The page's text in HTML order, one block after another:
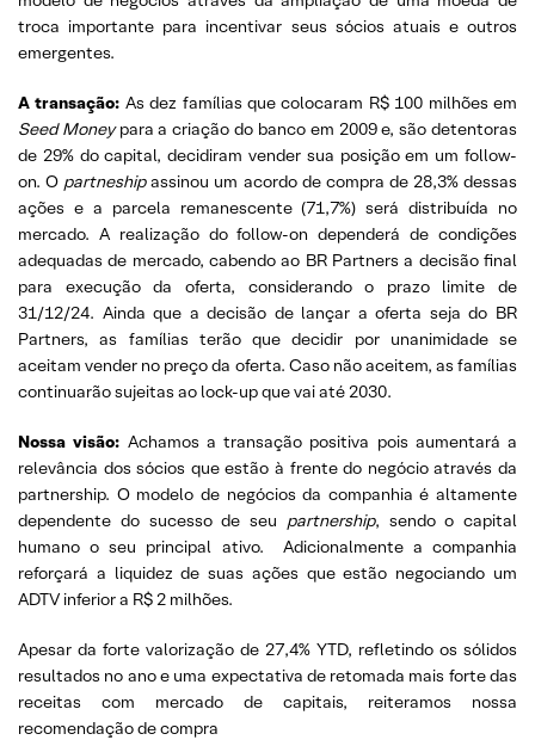
troca importante para incentivar seus sócios atuais e outros
emergentes.
A transação: As dez famílias que colocaram R$ 100 milhões em
Seed Moneypara a criação do banco em 2009 e, são detentoras
de 29% do capital, decidiram vender sua posição em um follow-
on. O partneshipassinou um acordo de compra de 28,3% dessas
ações e a parcela remanescente (71,7%) será distribuída no
mercado. A realização do follow-on dependerá de condições
adequadas de mercado, cabendo ao BR Partners a decisão final
para execução da oferta, considerando o prazo limite de
31/12/24. Ainda que a decisão de lançar a oferta seja do BR
Partners, as famílias terão que decidir por unanimidade se
aceitam vender no preço da oferta. Caso não aceitem, as famílias
continuarão sujeitas ao lock-up que vai até 2030.
Nossa visão: Achamos a transação positiva pois aumentará a
relevância dos sócios que estão à frente do negócio através da
partnership. O modelo de negócios da companhia é altamente
dependente do sucesso de seu partnership, sendo o capital
humano o seu principal ativo. Adicionalmente a companhia
reforçará a liquidez de suas ações que estão negociando um
ADTV inferior a R$ 2 milhões.
Apesar da forte valorização de 27,4% YTD, refletindo os sólidos
resultados no ano e uma expectativa de retomada mais forte das
receitas com mercado de capitais, reiteramos nossa
recomendação de compra